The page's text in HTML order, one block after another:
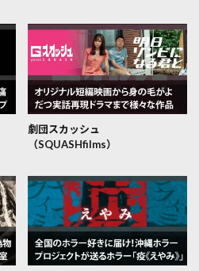
劇団スカッシュ
（SQUASHfilms）